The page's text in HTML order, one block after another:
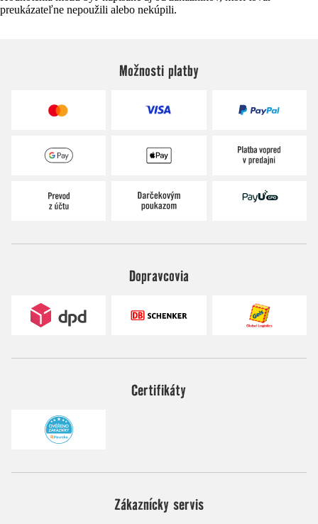
preukázateľne nepoužili alebo nekúpili.
Možnosti platby
Dopravcovia
Certifikáty
Zákaznícky servis